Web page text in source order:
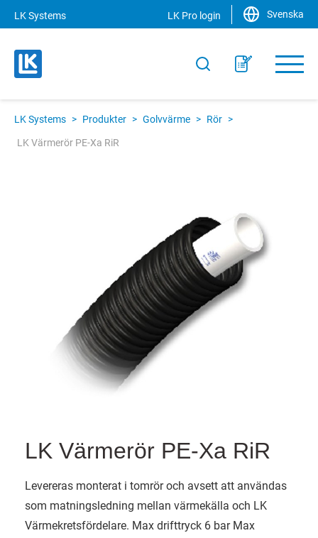
LK Systems LK Pro login Svenska
LK Systems > Produkter > Golvvärme > Rör >
LK Värmerör PE-Xa RiR
LK Värmerör PE-Xa RiR
Levereras monterat i tomrör och avsett att användas
som matningsledning mellan värmekälla och LK
Värmekretsfördelare. Max drifttryck 6 bar Max